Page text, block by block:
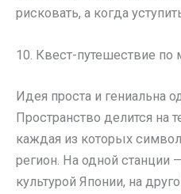
рисковать, а когда
10. Квест-путешествие по
Идея проста и гениальна
Пространство делится на
каждая из которых
регион. На одной станции
культурой Японии, на